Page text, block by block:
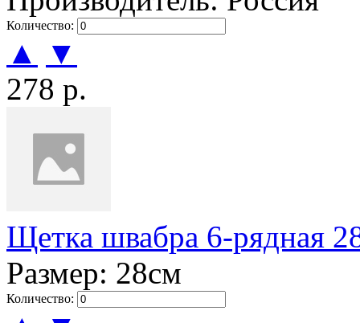
Количество:
▲
▼
278 р.
Щетка швабра 6-рядная
Размер: 28см
Количество: